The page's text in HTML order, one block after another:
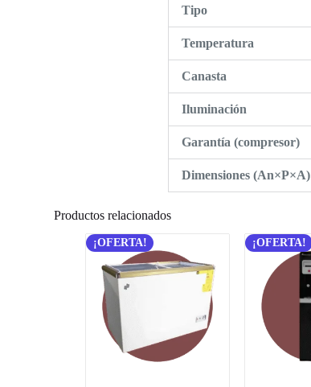
Tipo
Temperatura
Canasta
Iluminación
Garantía (compresor)
Dimensiones (An×P×A)
Productos relacionados
¡OFERTA! ¡OFERTA!